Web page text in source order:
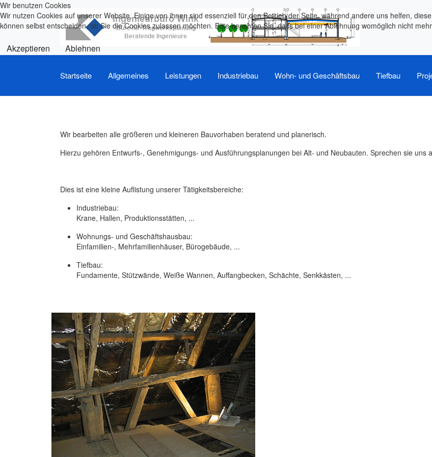
Startseite Allgemeines Leistungen Industriebau Wohn- und Geschäftsbau Tiefbau
Wir bearbeiten alle größeren und kleineren Bauvorhaben beratend und planerisch.
Hierzu gehören Entwurfs-, Genehmigungs- und Ausführungsplanungen bei Alt- und Neubauten. Sprechen sie uns
Dies ist eine kleine Auflistung unserer Tätigkeitsbereiche:
Industriebau:
Krane, Hallen, Produktionsstätten, ...
Wohnungs- und Geschäftshausbau:
Einfamilien-, Mehrfamilienhäuser, Bürogebäude, ...
Tiefbau:
Fundamente, Stützwände, Weiße Wannen, Auffangbecken, Schächte, Senkkästen, ...
Wir benutzen Cookies
Wir nutzen Cookies auf unserer Website. Einige von ihnen sind essenziell für den Betrieb der Seite, während andere uns helfen,
können selbst entscheiden, ob Sie die Cookies zulassen möchten. Bitte beachten Sie, dass bei einer Ablehnung womöglich nicht
Akzeptieren Ablehnen